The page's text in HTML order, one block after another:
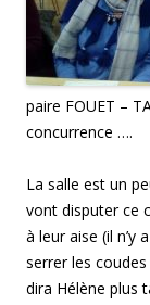
paire FOUET –
concurrence ….
La salle est un
vont disputer ce
à leur aise (il n’y
serrer les
dira Hélène plus